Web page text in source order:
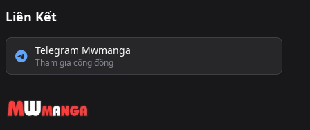
Liên Kết
Telegram Mwmanga
Tham gia cộng đồng